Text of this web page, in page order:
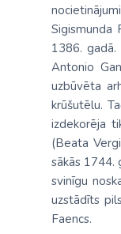
1386.
Antonio
uzbūvēta
krūšutēlu.
izdekorēja
(Beata
sākās 1744.
svinīgu
uzstādīts
Faencs.